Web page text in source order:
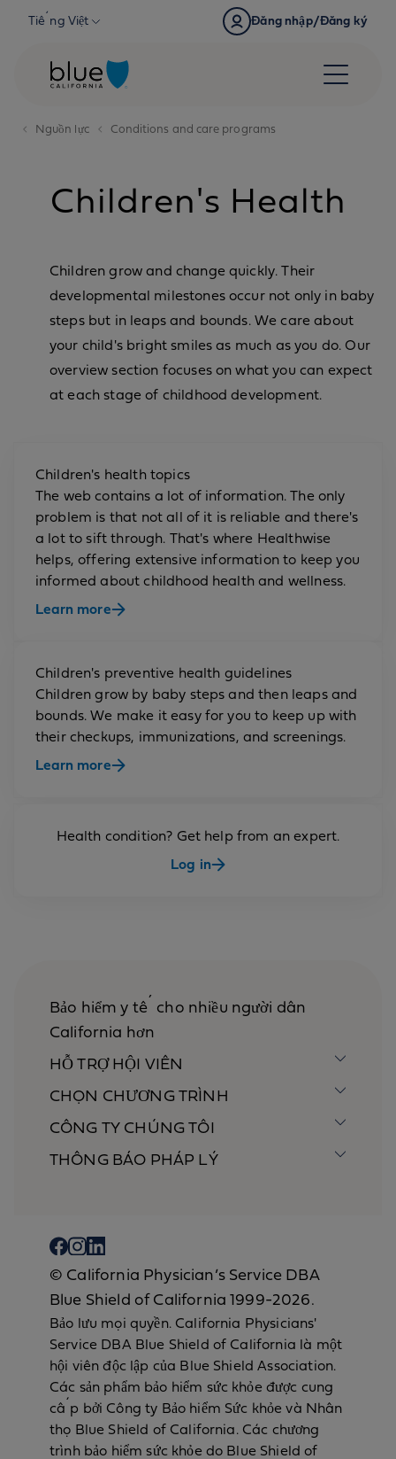
Skip to content
Tiếng Việt Đăng nhập/Đăng ký
Nguồn lực Conditions and care programs
Children's Health
Children grow and change quickly. Their
developmental milestones occur not only in baby
steps but in leaps and bounds. We care about
your child's bright smiles as much as you do. Our
overview section focuses on what you can expect
at each stage of childhood development.
Children's health topics
The web contains a lot of information. The only
problem is that not all of it is reliable and there's
a lot to sift through. That's where Healthwise
helps, offering extensive information to keep you
informed about childhood health and wellness.
Learn more
Children's preventive health guidelines
Children grow by baby steps and then leaps and
bounds. We make it easy for you to keep up with
their checkups, immunizations, and screenings.
Learn more
Health condition? Get help from an expert.
Log in
Bảo hiểm y tế cho nhiều người dân
California hơn
HỖ TRỢ HỘI VIÊN
CHỌN CHƯƠNG TRÌNH
CÔNG TY CHÚNG TÔI
THÔNG BÁO PHÁP LÝ
© California Physician’s Service DBA
Blue Shield of California 1999-2026.
Bảo lưu mọi quyền. California Physicians'
Service DBA Blue Shield of California là một
hội viên độc lập của Blue Shield Association.
Các sản phẩm bảo hiểm sức khỏe được cung
cấp bởi Công ty Bảo hiểm Sức khỏe và Nhân
thọ Blue Shield of California. Các chương
trình bảo hiểm sức khỏe do Blue Shield of